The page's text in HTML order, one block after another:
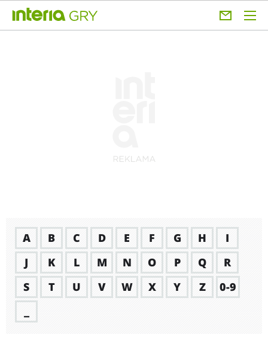
A B C D E F G H
I
J
K L M N O P Q
R
S
T U V W X Y Z
0-9